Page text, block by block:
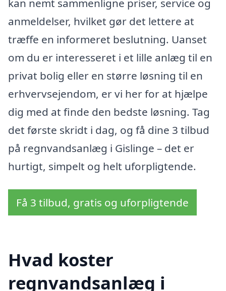
kan nemt sammenligne priser, service og
anmeldelser, hvilket gør det lettere at
træffe en informeret beslutning. Uanset
om du er interesseret i et lille anlæg til en
privat bolig eller en større løsning til en
erhvervsejendom, er vi her for at hjælpe
dig med at finde den bedste løsning. Tag
det første skridt i dag, og få dine 3 tilbud
på regnvandsanlæg i Gislinge – det er
hurtigt, simpelt og helt uforpligtende.
Få 3 tilbud, gratis og uforpligtende
Hvad koster
regnvandsanlæg i